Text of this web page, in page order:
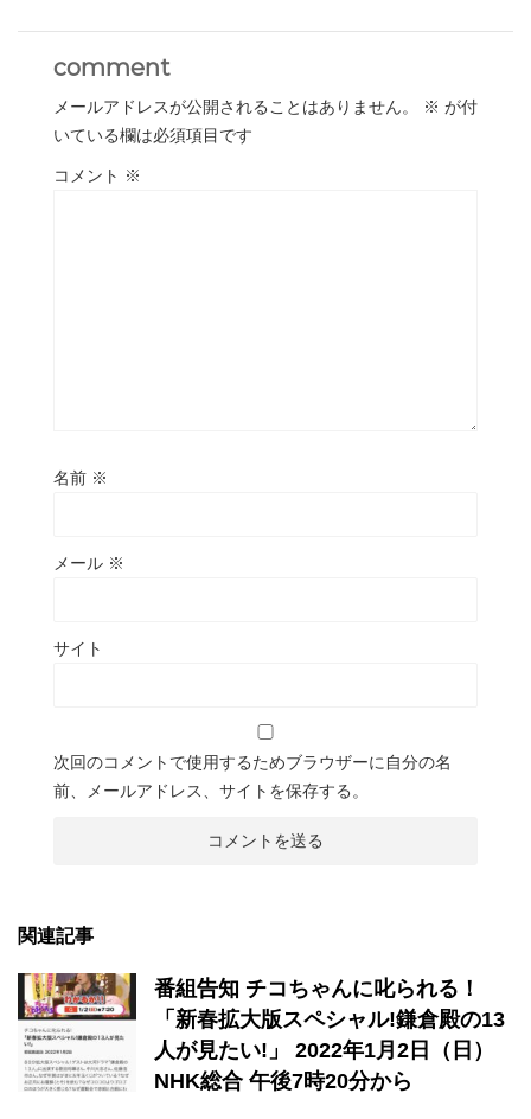
comment
メールアドレスが公開されることはありません。 ※ が付
いている欄は必須項目です
コメント ※
名前 ※
メール ※
サイト
次回のコメントで使用するためブラウザーに自分の名
前、メールアドレス、サイトを保存する。
関連記事
番組告知 チコちゃんに叱られる！
「新春拡大版スペシャル!鎌倉殿の13
人が見たい!」 2022年1月2日（日）
NHK総合 午後7時20分から